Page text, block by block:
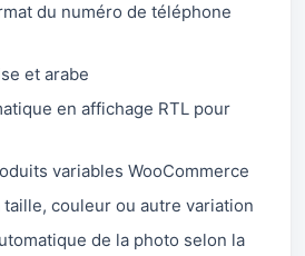
du numéro de téléphone
et arabe
en affichage RTL pour
variables WooCommerce
couleur ou autre variation
de la photo selon la